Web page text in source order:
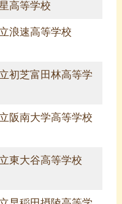
高等学校
浪速高等学校
初芝富田林高等学
阪南大学高等学校
東大谷高等学校